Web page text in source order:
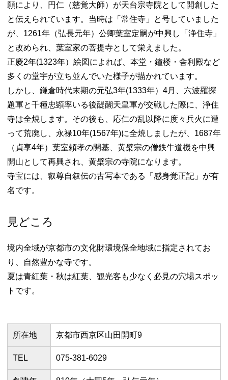
願により、円仁（慈覚大師）が天台宗寺院として開創した
と伝えられています。当時は「常住寺」と号していました
が、1261年（弘長元年）公卿葉室定嗣が中興し「浄住寺」
と改められ、葉室家の菩提寺として栄えました。
正慶2年(1323年）絵図によれば、本堂・鐘楼・舎利殿など
多くの堂宇が立ち並んでいた様子が描かれています。
しかし、鎌倉時代末期の元弘3年(1333年）4月、六波羅探
題軍と千種忠顕率いる後醍醐天皇軍が交戦した際に、浄住
寺は全焼します。その後も、応仁の乱以降に度々兵火に遭
って荒廃し、永禄10年(1567年)に全焼しましたが、1687年
（貞享4年）葉室頼孝の開基、黄檗宗の僧鉄牛道機を中興
開山として再興され、黄檗宗の寺院になります。
寺宝には、叡尊自叙伝の古写本である「感身覚正記」が有
名です。
見どころ
境内全域が京都市の文化財環境保全地域に指定されてお
り、自然豊かな寺です。
夏は青紅葉・秋は紅葉、観光客も少なく必見の穴場スポッ
トです。
所在地 京都市西京区山田開町9
TEL 075-381-6029